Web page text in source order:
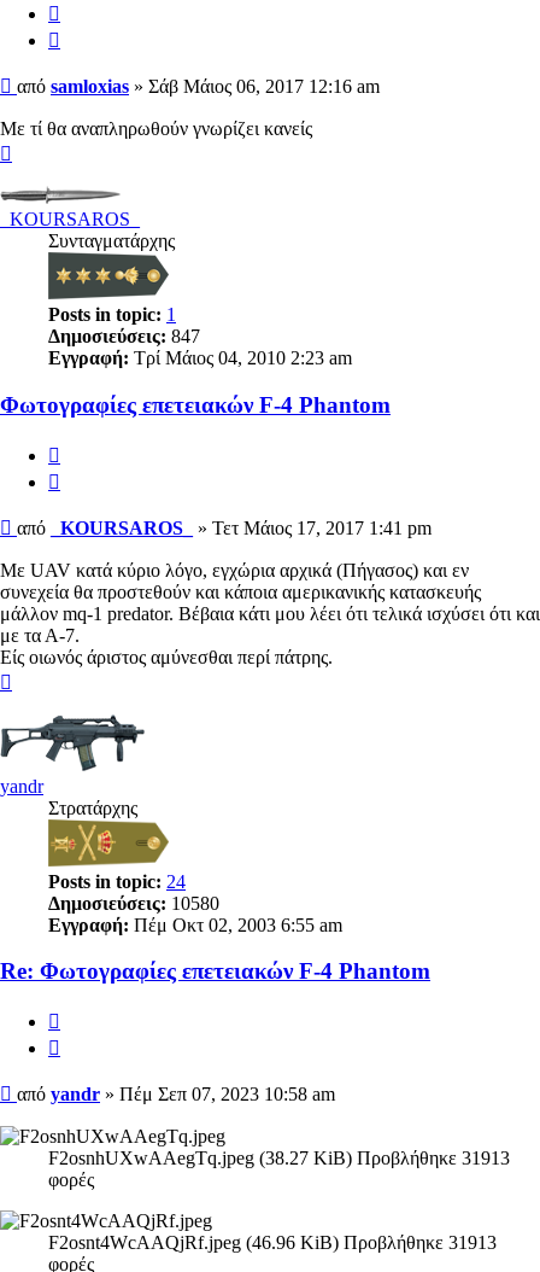
Δημοσίευση
από samloxias » Σάβ Μάιος 06, 2017 12:16 am
Με τί θα αναπληρωθούν γνωρίζει κανείς
_KOURSAROS_
Συνταγματάρχης
Posts in topic: 1
Δημοσιεύσεις: 847
Εγγραφή: Τρί Μάιος 04, 2010 2:23 am
Φωτογραφίες επετειακών F-4 Phantom
Δημοσίευση
από _KOURSAROS_ » Τετ Μάιος 17, 2017 1:41 pm
Με UAV κατά κύριο λόγο, εγχώρια αρχικά (Πήγασος) και εν
συνεχεία θα προστεθούν και κάποια αμερικανικής κατασκευής
μάλλον mq-1 predator. Βέβαια κάτι μου λέει ότι τελικά ισχύσει ότι και
με τα Α-7.
Είς οιωνός άριστος αμύνεσθαι περί πάτρης.
yandr
Στρατάρχης
Posts in topic: 24
Δημοσιεύσεις: 10580
Εγγραφή: Πέμ Οκτ 02, 2003 6:55 am
Re: Φωτογραφίες επετειακών F-4 Phantom
Δημοσίευση
από yandr » Πέμ Σεπ 07, 2023 10:58 am
F2osnhUXwAAegTq.jpeg (38.27 KiB) Προβλήθηκε 31913
φορές
F2osnt4WcAAQjRf.jpeg (46.96 KiB) Προβλήθηκε 31913
φορές